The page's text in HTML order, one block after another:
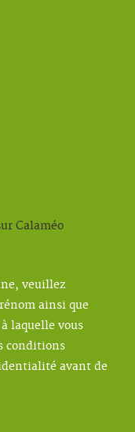
Calaméo
veuillez
ainsi que
laquelle vous
conditions
avant de